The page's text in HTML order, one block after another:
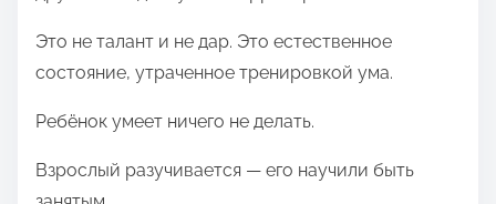
Это не талант и не дар. Это естественное
состояние, утраченное тренировкой ума.
Ребёнок умеет ничего не делать.
Взрослый разучивается — его научили быть